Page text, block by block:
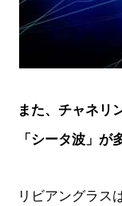
また、チャネリ
「シータ波」が
リビアングラス